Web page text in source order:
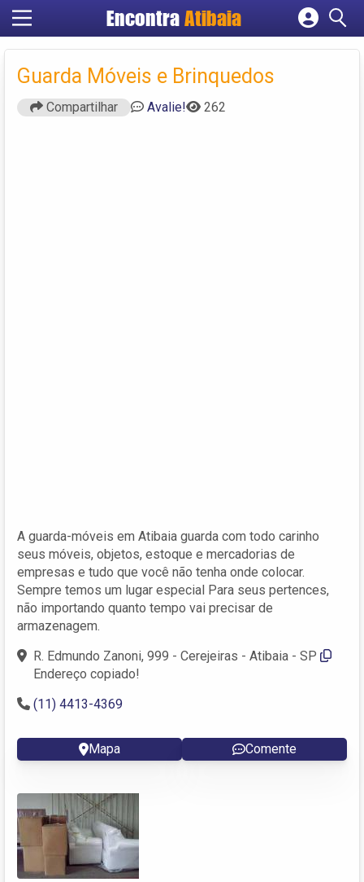
Encontra Atibaia
Cadastrar empresa
Criar conta
Guarda Móveis e Brinquedos
Compartilhar Avalie! 262
A guarda-móveis em Atibaia guarda com todo carinho
seus móveis, objetos, estoque e mercadorias de
empresas e tudo que você não tenha onde colocar.
Sempre temos um lugar especial Para seus pertences,
não importando quanto tempo vai precisar de
armazenagem.
R. Edmundo Zanoni, 999 - Cerejeiras - Atibaia - SP
Endereço copiado!
(11) 4413-4369
Mapa Comente